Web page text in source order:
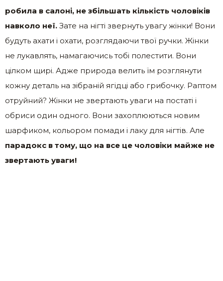
робила в салоні, не збільшать кількість чоловіків
навколо неї. Зате на нігті звернуть увагу жінки! Вони
будуть ахати і охати, розглядаючи твої ручки. Жінки
не лукавлять, намагаючись тобі полестити. Вони
цілком щирі. Адже природа велить їм розглянути
кожну деталь на зібраній ягідці або грибочку. Раптом
отруйний? Жінки не звертають уваги на постаті і
обриси один одного. Вони захоплюються новим
шарфиком, кольором помади і лаку для нігтів. Але
парадокс в тому, що на все це чоловіки майже не
звертають уваги!